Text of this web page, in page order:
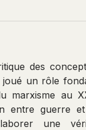
des
un rôle
marxisme au
entre guerre et
une